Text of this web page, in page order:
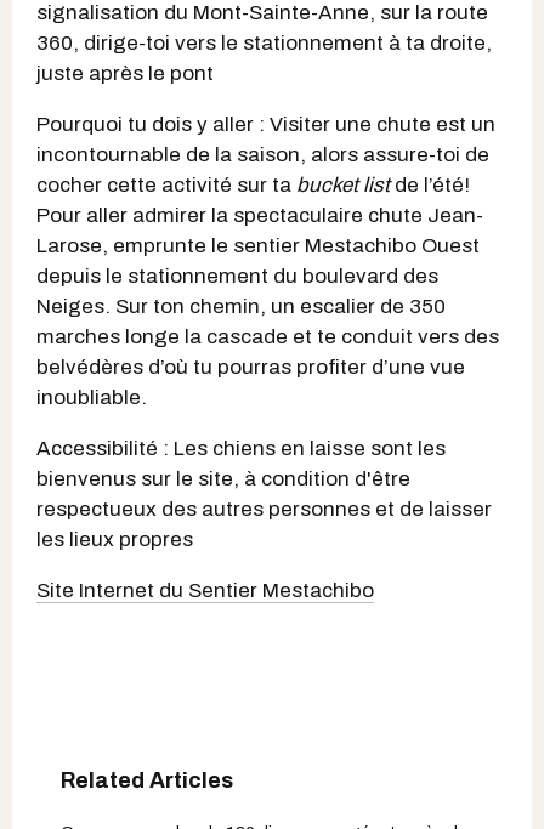
signalisation du Mont-Sainte-Anne, sur la route
360, dirige-toi vers le stationnement à ta droite,
juste après le pont
Pourquoi tu dois y aller : Visiter une chute est un
incontournable de la saison, alors assure-toi de
cocher cette activité sur ta bucket listde l’été!
Pour aller admirer la spectaculaire chute Jean-
Larose, emprunte le sentier Mestachibo Ouest
depuis le stationnement du boulevard des
Neiges. Sur ton chemin, un escalier de 350
marches longe la cascade et te conduit vers des
belvédères d’où tu pourras profiter d’une vue
inoubliable.
Accessibilité : Les chiens en laisse sont les
bienvenus sur le site, à condition d'être
respectueux des autres personnes et de laisser
les lieux propres
Site Internet du Sentier Mestachibo